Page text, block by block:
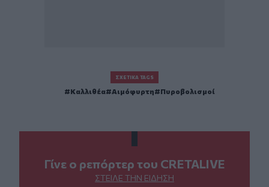
ΣΧΕΤΙΚΆ TAGS
Καλλιθέα Αιμόφυρτη Πυροβολισμοί
Γίνε ο ρεπόρτερ του CRETALIVE
ΣΤΕΊΛΕ ΤΗΝ ΕΊΔΗΣΗ